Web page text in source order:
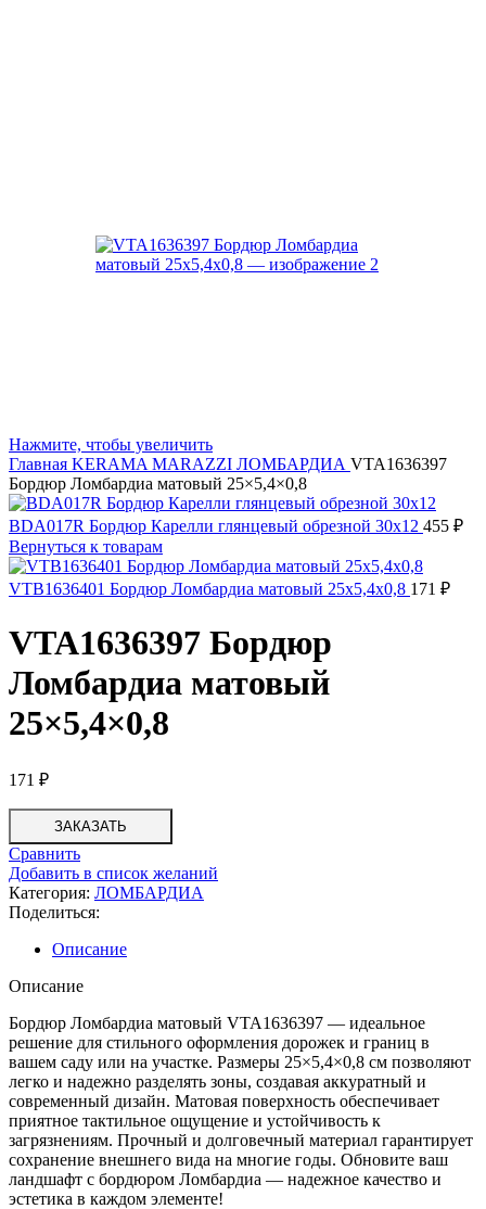
Нажмите, чтобы увеличить
Главная KERAMA MARAZZI ЛОМБАРДИА VTA1636397
Бордюр Ломбардиа матовый 25×5,4×0,8
BDA017R Бордюр Карелли глянцевый обрезной 30x12 455 ₽
Вернуться к товарам
VTB1636401 Бордюр Ломбардиа матовый 25x5,4x0,8 171 ₽
VTA1636397 Бордюр
Ломбардиа матовый
25×5,4×0,8
171 ₽
ЗАКАЗАТЬ
Сравнить
Добавить в список желаний
Категория: ЛОМБАРДИА
Поделиться:
Описание
Описание
Бордюр Ломбардиа матовый VTA1636397 — идеальное
решение для стильного оформления дорожек и границ в
вашем саду или на участке. Размеры 25×5,4×0,8 см позволяют
легко и надежно разделять зоны, создавая аккуратный и
современный дизайн. Матовая поверхность обеспечивает
приятное тактильное ощущение и устойчивость к
загрязнениям. Прочный и долговечный материал гарантирует
сохранение внешнего вида на многие годы. Обновите ваш
ландшафт с бордюром Ломбардиа — надежное качество и
эстетика в каждом элементе!